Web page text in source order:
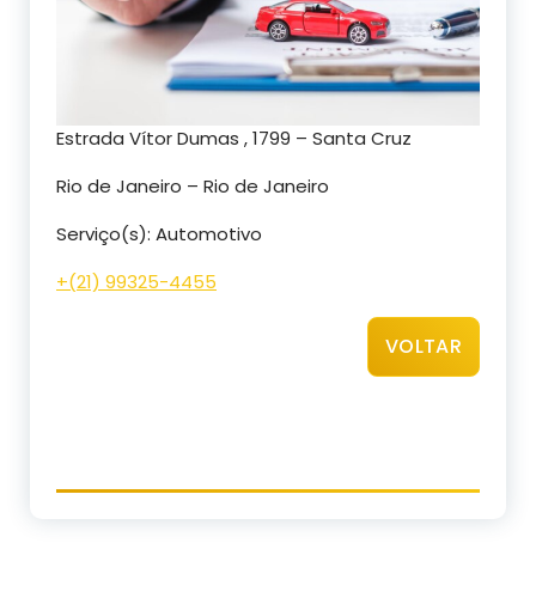
Estrada Vítor Dumas , 1799 – Santa Cruz
Rio de Janeiro – Rio de Janeiro
Serviço(s): Automotivo
+(21) 99325-4455
VOLTAR